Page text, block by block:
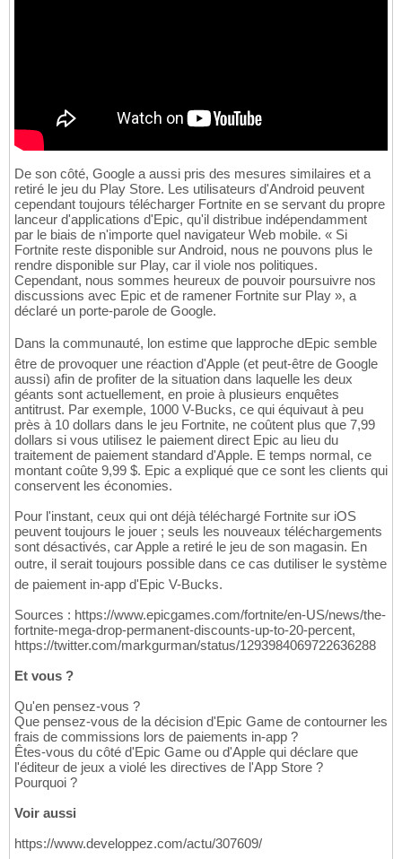
De son côté, Google a aussi pris des mesures similaires et a
retiré le jeu du Play Store. Les utilisateurs d'Android peuvent
cependant toujours télécharger Fortnite en se servant du propre
lanceur d'applications d'Epic, qu'il distribue indépendamment
par le biais de n'importe quel navigateur Web mobile. « Si
Fortnite reste disponible sur Android, nous ne pouvons plus le
rendre disponible sur Play, car il viole nos politiques.
Cependant, nous sommes heureux de pouvoir poursuivre nos
discussions avec Epic et de ramener Fortnite sur Play », a
déclaré un porte-parole de Google.
Dans la communauté, lon estime que lapproche dEpic semble
être de provoquer une réaction d'Apple (et peut-être de Google
aussi) afin de profiter de la situation dans laquelle les deux
géants sont actuellement, en proie à plusieurs enquêtes
antitrust. Par exemple, 1000 V-Bucks, ce qui équivaut à peu
près à 10 dollars dans le jeu Fortnite, ne coûtent plus que 7,99
dollars si vous utilisez le paiement direct Epic au lieu du
traitement de paiement standard d'Apple. E temps normal, ce
montant coûte 9,99 $. Epic a expliqué que ce sont les clients qui
conservent les économies.
Pour l'instant, ceux qui ont déjà téléchargé Fortnite sur iOS
peuvent toujours le jouer ; seuls les nouveaux téléchargements
sont désactivés, car Apple a retiré le jeu de son magasin. En
outre, il serait toujours possible dans ce cas dutiliser le système
de paiement in-app d'Epic V-Bucks.
Sources : https://www.epicgames.com/fortnite/en-US/news/the-
fortnite-mega-drop-permanent-discounts-up-to-20-percent,
https://twitter.com/markgurman/status/1293984069722636288
Et vous ?
Qu'en pensez-vous ?
Que pensez-vous de la décision d'Epic Game de contourner les
frais de commissions lors de paiements in-app ?
Êtes-vous du côté d'Epic Game ou d'Apple qui déclare que
l'éditeur de jeux a violé les directives de l'App Store ?
Pourquoi ?
Voir aussi
https://www.developpez.com/actu/307609/